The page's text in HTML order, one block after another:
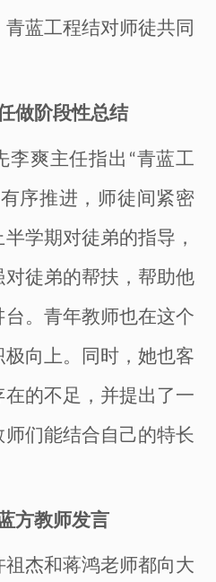
青蓝工程结对师徒共同
做阶段性总结
李爽主任指出 “青蓝工
序推进，师徒间紧密
学期对徒弟的指导，
徒弟的帮扶，帮助他
。青年教师也在这个
向上。同时，她也客
的不足，并提出了一
们能结合自己的特长
方教师发言
杰和蒋鸿老师都向大